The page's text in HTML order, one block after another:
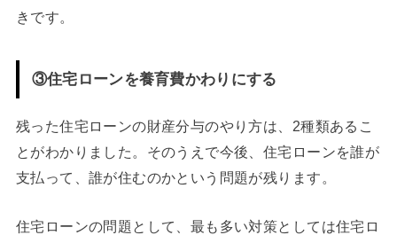
きです。
③住宅ローンを養育費かわりにする
残った住宅ローンの財産分与のやり方は、2種類あるこ
とがわかりました。そのうえで今後、住宅ローンを誰が
支払って、誰が住むのかという問題が残ります。
住宅ローンの問題として、最も多い対策としては住宅ロ